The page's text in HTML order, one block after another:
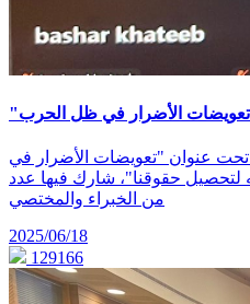
عنوان "تعويضات الأضرار في
حقوقنا"، شارك فيها عدد
من الخبراء والمختصي
2025/06/18
129166